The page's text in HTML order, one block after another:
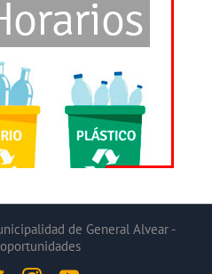
de General Alvear -